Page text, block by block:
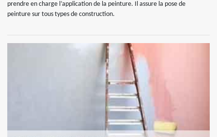
prendre en charge l’application de la peinture. Il assure la pose de
peinture sur tous types de construction.